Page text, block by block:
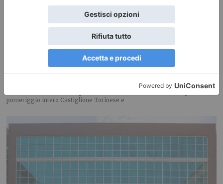
Due Comuni, un solo entusiasmo: il 12 settembre torna la Hope
pomeriggio intero Castiglione Torinese e